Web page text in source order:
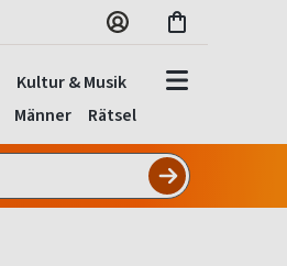
Kultur & Musik
Männer Rätsel